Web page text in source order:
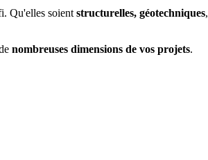
Qu'elles soient structurelles, géotechniques,
nombreuses dimensions de vos projets.